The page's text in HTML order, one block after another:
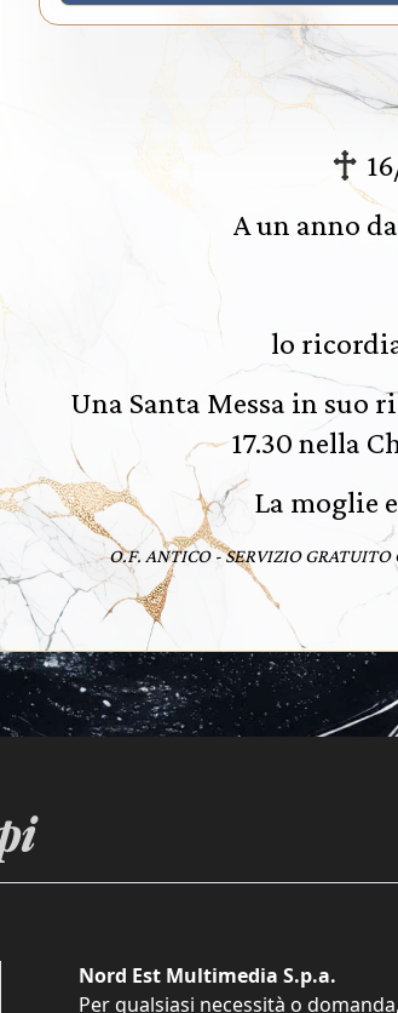
A un anno
lo
Una Santa Messa in suo
17.30 nella
La moglie
O.F. ANTICO - SERVIZIO
Nord Est Multimedia S.p.a.
Per qualsiasi necessità o